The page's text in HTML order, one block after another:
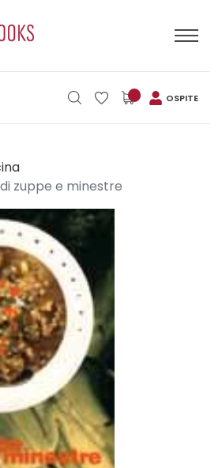
OSPITE
zuppe e minestre